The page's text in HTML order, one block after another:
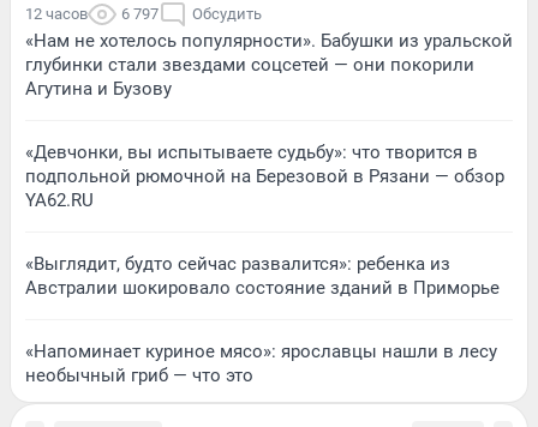
12 часов 6 797 Обсудить
«Нам не хотелось популярности». Бабушки из уральской
глубинки стали звездами соцсетей — они покорили
Агутина и Бузову
«Девчонки, вы испытываете судьбу»: что творится в
подпольной рюмочной на Березовой в Рязани — обзор
YA62.RU
«Выглядит, будто сейчас развалится»: ребенка из
Австралии шокировало состояние зданий в Приморье
«Напоминает куриное мясо»: ярославцы нашли в лесу
необычный гриб — что это